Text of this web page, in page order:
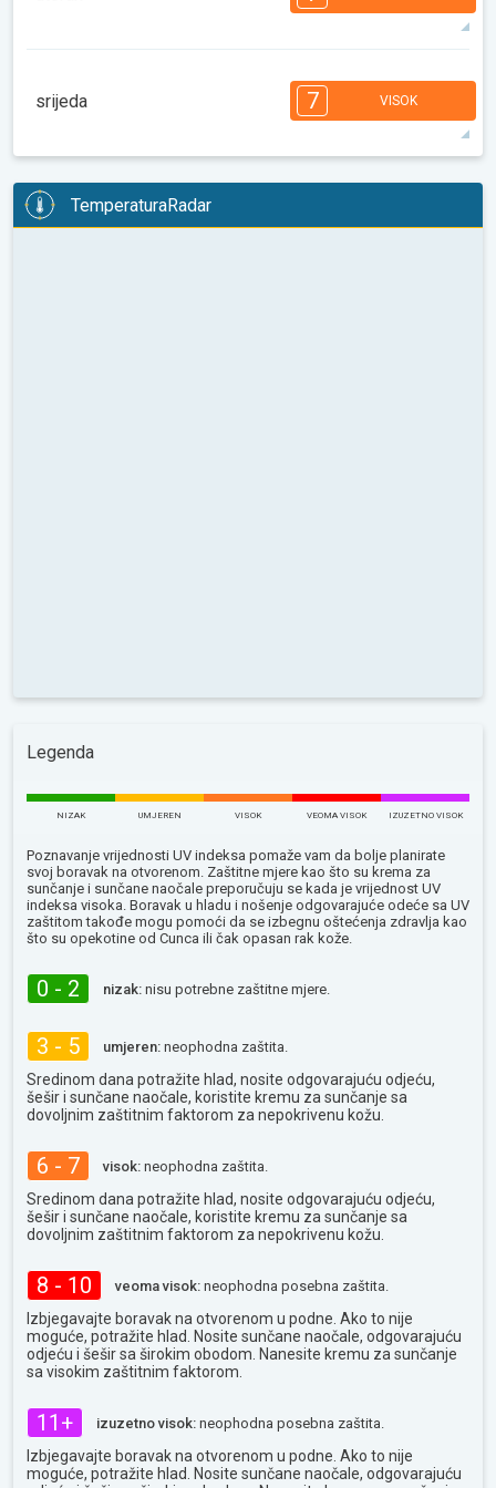
14:00
14 h 06:10 20:17 30°
08:00 14:00
4
13 h 06:11 20:15 30°maks
srijeda 7 VISOK
2
08:00
5 5 4
TemperaturaRadar
Legenda
NIZAK UMJEREN VISOK VEOMA VISOK IZUZETNO VISOK
Poznavanje vrijednosti UV indeksa pomaže vam da bolje planirate
svoj boravak na otvorenom. Zaštitne mjere kao što su krema za
sunčanje i sunčane naočale preporučuju se kada je vrijednost UV
indeksa visoka. Boravak u hladu i nošenje odgovarajuće odeće sa UV
zaštitom takođe mogu pomoći da se izbegnu oštećenja zdravlja kao
što su opekotine od Сunca ili čak opasan rak kože.
0 - 2 nizak: nisu potrebne zaštitne mjere.
3 - 5 umjeren: neophodna zaštita.
Sredinom dana potražite hlad, nosite odgovarajuću odjeću,
šešir i sunčane naočale, koristite kremu za sunčanje sa
dovoljnim zaštitnim faktorom za nepokrivenu kožu.
6 - 7 visok: neophodna zaštita.
Sredinom dana potražite hlad, nosite odgovarajuću odjeću,
šešir i sunčane naočale, koristite kremu za sunčanje sa
dovoljnim zaštitnim faktorom za nepokrivenu kožu.
8 - 10 veoma visok: neophodna posebna zaštita.
Izbjegavajte boravak na otvorenom u podne. Ako to nije
moguće, potražite hlad. Nosite sunčane naočale, odgovarajuću
odjeću i šešir sa širokim obodom. Nanesite kremu za sunčanje
sa visokim zaštitnim faktorom.
11+ izuzetno visok: neophodna posebna zaštita.
Izbjegavajte boravak na otvorenom u podne. Ako to nije
moguće, potražite hlad. Nosite sunčane naočale, odgovarajuću